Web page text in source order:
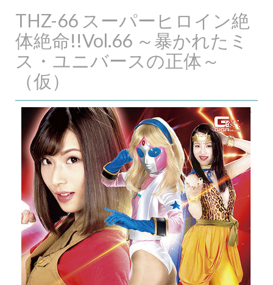
THZ-66 スーパーヒロイン絶
体絶命!!Vol.66 ～暴かれたミ
ス・ユニバースの正体～
（仮）